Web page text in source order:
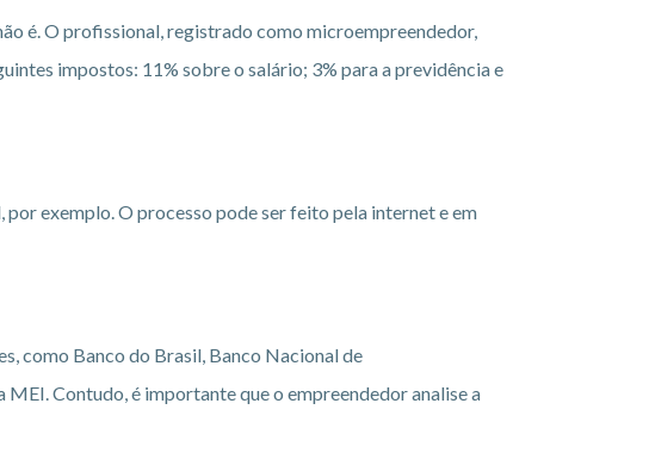
é. O profissional, registrado como microempreendedor,
impostos: 11% sobre o salário; 3% para a previdência e
exemplo. O processo pode ser feito pela internet e em
como Banco do Brasil, Banco Nacional de
Contudo, é importante que o empreendedor analise a